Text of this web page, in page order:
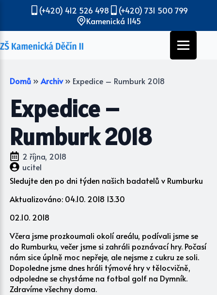
(+420) 412 526 498
(+420) 731 500 799
Kamenická 1145
Domů » Archiv » Expedice – Rumburk 2018
Expedice –
Rumburk 2018
2 října, 2018
ucitel
Sledujte den po dni týden našich badatelů v Rumburku
Aktualizováno: 04.10. 2018 13.30
02.10. 2018
Včera jsme prozkoumali okolí areálu, podívali jsme se
do Rumburku, večer jsme si zahráli poznávací hry. Počasí
nám sice úplně moc nepřeje, ale nejsme z cukru ze soli.
Dopoledne jsme dnes hráli týmové hry v tělocvičně,
odpoledne se chystáme na fotbal golf na Dymník.
Zdravíme všechny doma.